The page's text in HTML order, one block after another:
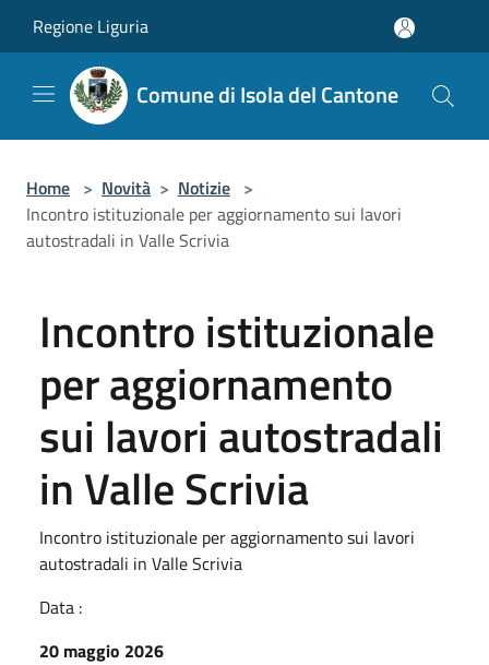
Regione Liguria
Comune di Isola del Cantone
Home > Novità > Notizie >
Incontro istituzionale per aggiornamento sui lavori
autostradali in Valle Scrivia
Incontro istituzionale
per aggiornamento
sui lavori autostradali
in Valle Scrivia
Incontro istituzionale per aggiornamento sui lavori
autostradali in Valle Scrivia
Data :
20 maggio 2026